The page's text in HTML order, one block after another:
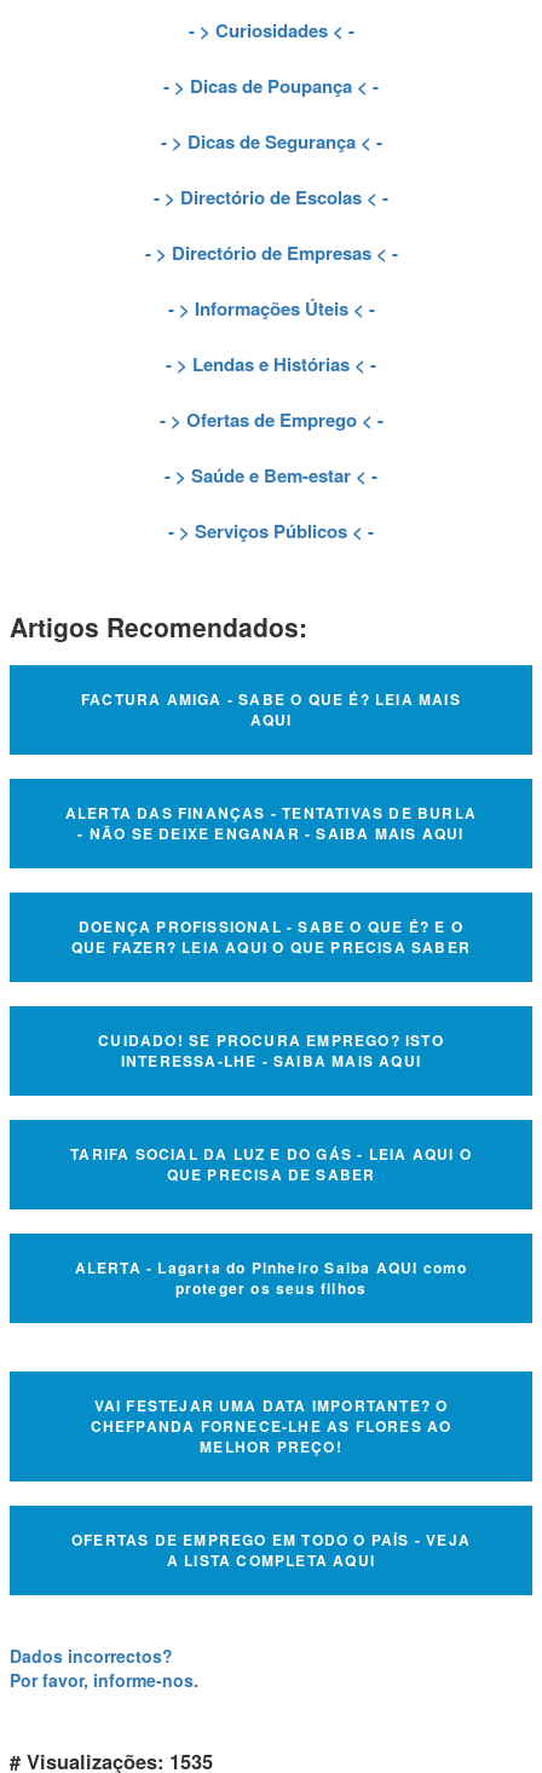
- > Curiosidades< -
- > Dicas de Poupança < -
- > Dicas de Segurança< -
- > Directório de Escolas < -
- > Directório de Empresas< -
- > Informações Úteis< -
- > Lendas e Histórias < -
- > Ofertas de Emprego< -
- > Saúde e Bem-estar < -
- > Serviços Públicos < -
Artigos Recomendados:
FACTURA AMIGA - SABE O QUE É? LEIA MAIS
AQUI
ALERTA DAS FINANÇAS - TENTATIVAS DE BURLA
- NÃO SE DEIXE ENGANAR - SAIBA MAIS AQUI
DOENÇA PROFISSIONAL - SABE O QUE É? E O
QUE FAZER? LEIA AQUI O QUE PRECISA SABER
CUIDADO! SE PROCURA EMPREGO? ISTO
INTERESSA-LHE - SAIBA MAIS AQUI
TARIFA SOCIAL DA LUZ E DO GÁS - LEIA AQUI O
QUE PRECISA DE SABER
ALERTA - Lagarta do Pinheiro Saiba AQUI como
proteger os seus filhos
VAI FESTEJAR UMA DATA IMPORTANTE? O
CHEFPANDA FORNECE-LHE AS FLORES AO
MELHOR PREÇO!
OFERTAS DE EMPREGO EM TODO O PAÍS - VEJA
A LISTA COMPLETA AQUI
Dados incorrectos?
Por favor, informe-nos.
# Visualizações: 1535